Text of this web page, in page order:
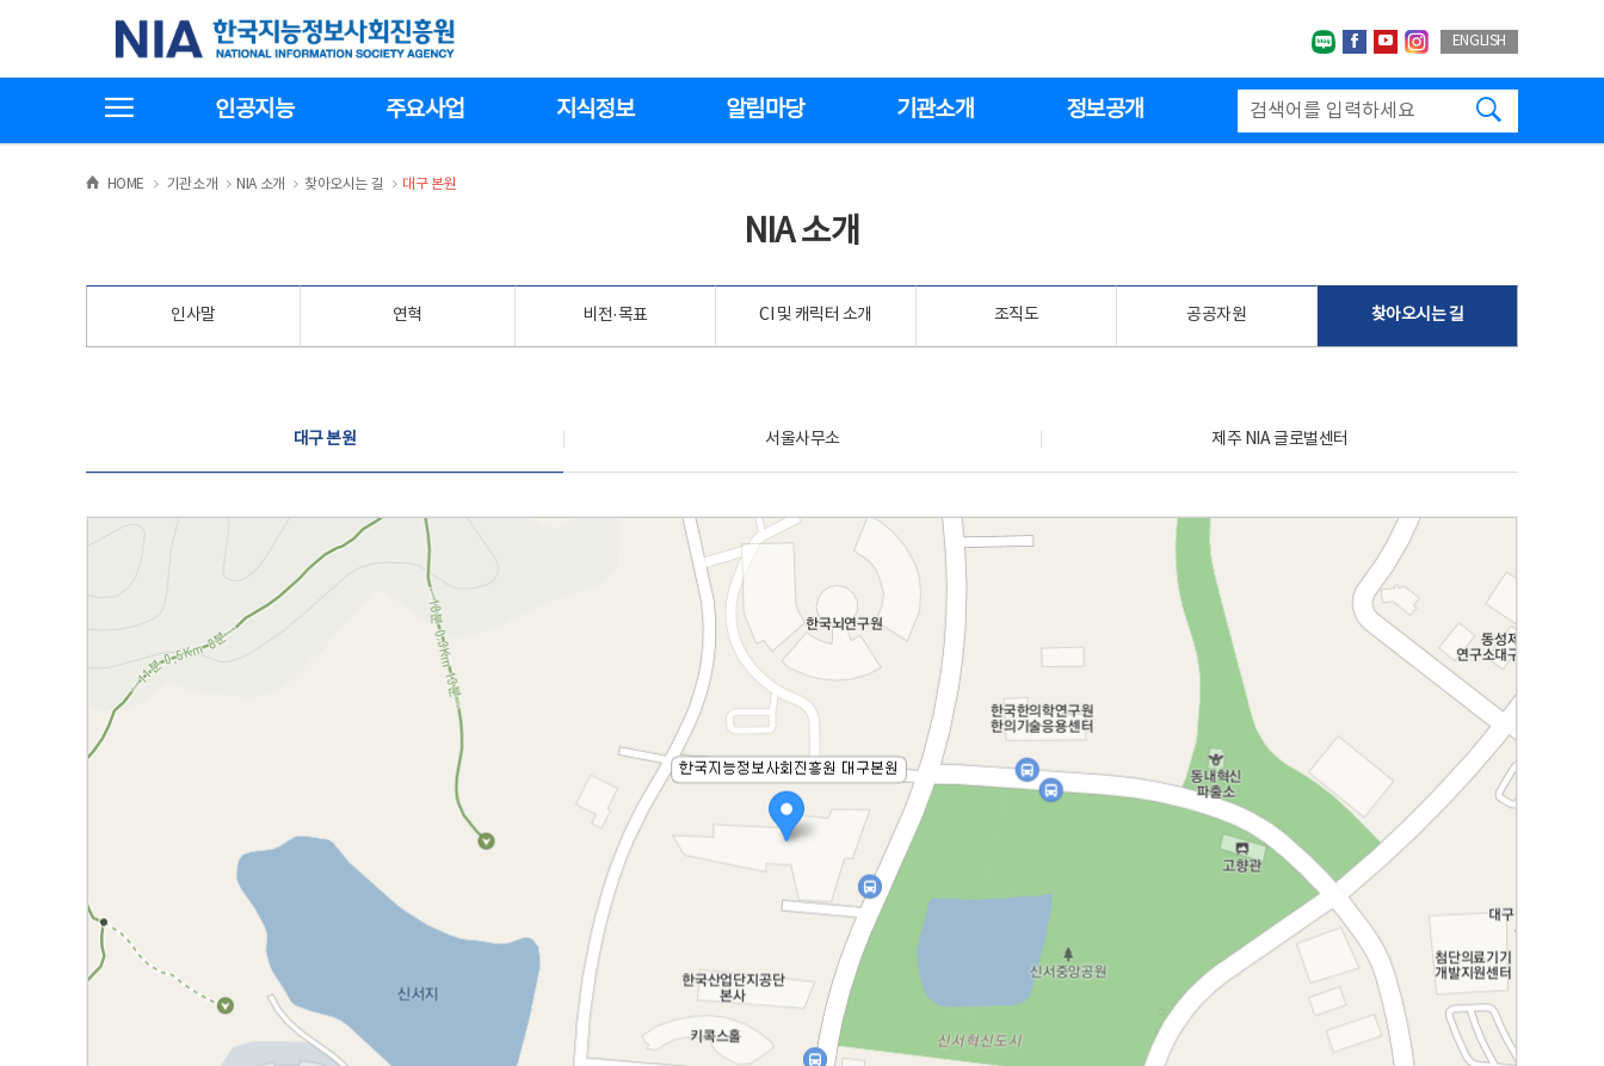
기
한국지능정보사회진흥원
네이버블로그
페이스북
유투브인스타그랩
ENGLISH
인공지능 주요사업 지식정보 알림마당 기관소개 정보공개
HOME >
기관소개 >NIA 소개 >
찾아오시는 길 >
대구 본원
NIA 소개
인사말 연혁 비전·목표 CI 및 캐릭터 소개 조직도 공공자원 찾아오시는 길
대구 본원 서울사무소 제주 NIA 글로벌센터